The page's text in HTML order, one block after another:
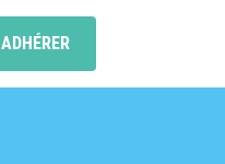
ADHÉRER